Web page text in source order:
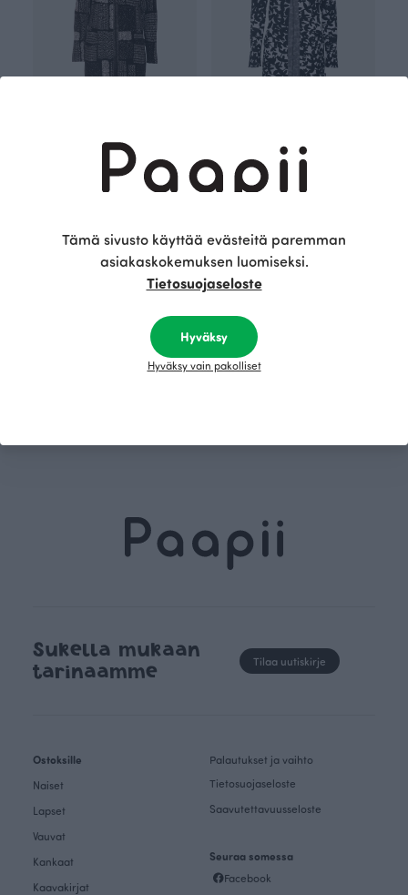
LUMO neuletakki, Sarka
200.00 EUR
LUMO neuletakki, Satakieli
Musta
140.00 EUR
Mukavan tuntuisen neuletakin etukappaleessa on
näppärät taskut sekä helmassa ja hihansuissa
leveät käänteet tuomassa ryhdikkyyttä.
Materiaalina on ylellinen jacquardneulos, jonka
Sukella mukaan
tarinaamme
Tilaa uutiskirje
Ostoksille
Naiset
Lapset
Vauvat
Kankaat
Kaavakirjat
Palautukset ja vaihto
Tietosuojaseloste
Saavutettavuusseloste
Seuraa somessa
Facebook
Tämä sivusto käyttää evästeitä paremman
asiakaskokemuksen luomiseksi.
Tietosuojaseloste
Hyväksy
Hyväksy vain pakolliset